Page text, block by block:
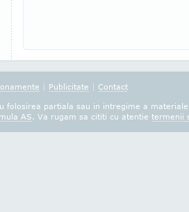
| Publicitate | Contact
folosirea partiala sau in intregime a
AS. Va rugam sa cititi cu atentie termenii